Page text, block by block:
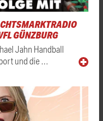
GÜNZBURG
Jahn Handball
und die …